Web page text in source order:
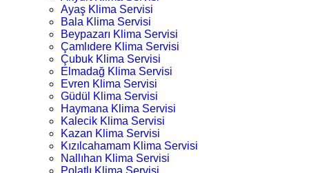
Ayaş Klima Servisi
Bala Klima Servisi
Beypazarı Klima Servisi
Çamlıdere Klima Servisi
Çubuk Klima Servisi
Elmadağ Klima Servisi
Evren Klima Servisi
Güdül Klima Servisi
Haymana Klima Servisi
Kalecik Klima Servisi
Kazan Klima Servisi
Kızılcahamam Klima Servisi
Nallıhan Klima Servisi
Polatlı Klima Servisi